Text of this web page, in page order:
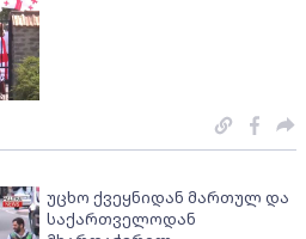
უცხო ქვეყნიდან მართულ და
საქართველოდან